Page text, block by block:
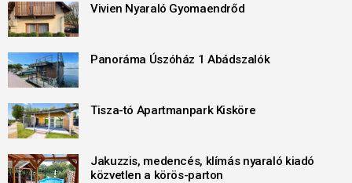
Vivien Nyaraló Gyomaendrőd
Panoráma Úszóház 1 Abádszalók
Tisza-tó Apartmanpark Kisköre
Jakuzzis, medencés, klímás nyaraló kiadó
közvetlen a körös-parton